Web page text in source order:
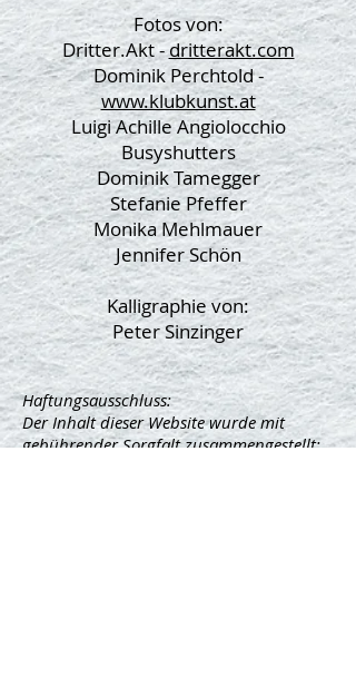
Fotos von:
Dritter.Akt -dritterakt.com
Dominik Perchtold -
www.klubkunst.at
Luigi Achille Angiolocchio
Busyshutters
Dominik Tamegger
Stefanie Pfeffer
Monika Mehlmauer
Jennifer Schön
Kalligraphie von:
Peter Sinzinger​
Haftungsausschluss:
Der Inhalt dieser Website wurde mit
gebührender Sorgfalt zusammengestellt;